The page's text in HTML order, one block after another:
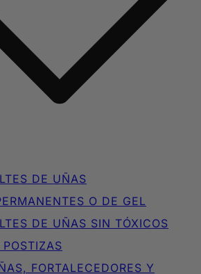
DE UÑAS
O DE GEL
DE UÑAS SIN TÓXICOS
FORTALECEDORES Y